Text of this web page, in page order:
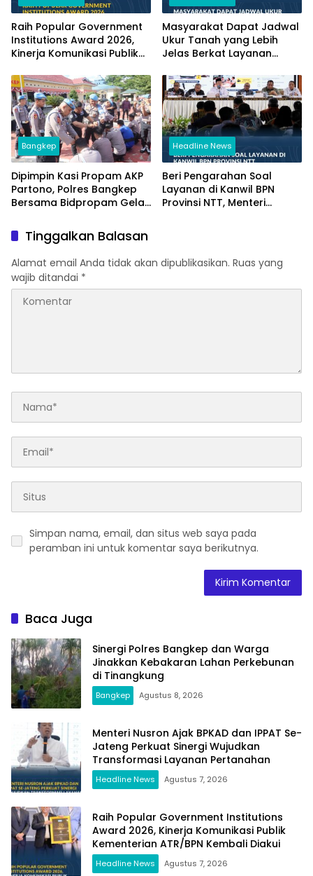
Raih Popular Government
Institutions Award 2026,
Kinerja Komunikasi Publik
Kembali Diakui
Masyarakat Dapat Jadwal
Ukur Tanah yang Lebih
Jelas Berkat Layanan
Bangkep
Dipimpin Kasi Propam AKP
Partono, Polres Bangkep
Bersama Bidpropam Gelar
Headline News
Beri Pengarahan Soal
Layanan di Kanwil BPN
Provinsi NTT, Menteri
Tinggalkan Balasan
Alamat email Anda tidak akan dipublikasikan. Ruas yang
wajib ditandai *
Simpan nama, email, dan situs web saya pada
peramban ini untuk komentar saya berikutnya.
Baca Juga
Sinergi Polres Bangkep dan Warga
Jinakkan Kebakaran Lahan Perkebunan
di Tinangkung
Bangkep Agustus 8, 2026
Menteri Nusron Ajak BPKAD dan IPPAT Se-
Jateng Perkuat Sinergi Wujudkan
Transformasi Layanan Pertanahan
Headline News Agustus 7, 2026
Raih Popular Government Institutions
Award 2026, Kinerja Komunikasi Publik
Kementerian ATR/BPN Kembali Diakui
Headline News Agustus 7, 2026